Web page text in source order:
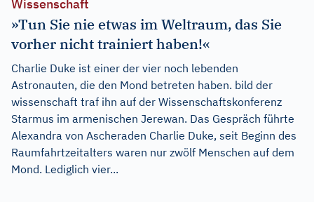
Wissenschaft
»Tun Sie nie etwas im Weltraum, das Sie
vorher nicht trainiert haben!«
Charlie Duke ist einer der vier noch lebenden
Astronauten, die den Mond betreten haben. bild der
wissenschaft traf ihn auf der Wissenschaftskonferenz
Starmus im armenischen Jerewan. Das Gespräch führte
Alexandra von Ascheraden Charlie Duke, seit Beginn des
Raumfahrtzeitalters waren nur zwölf Menschen auf dem
Mond. Lediglich vier...